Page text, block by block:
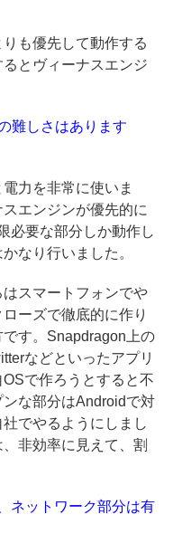
も優先して動作する
とヴィーナスエンジ
難しさはあります
力を非常に使いま
エンジンが優先的に
必要な部分しか動作し
なり行いました。
はスマートフォンでや
ーズで徹底的に作り
す。Snapdragon上の
などといったアプリ
で作ろうとすると不
な部分はAndroidで対
でやるようにしまし
非効率に見えて、割
ットワーク部分は有